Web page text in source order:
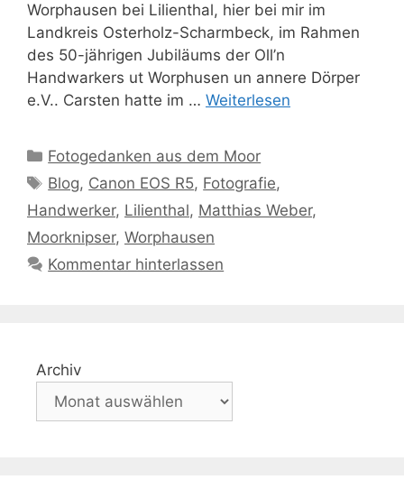
Worphausen bei Lilienthal, hier bei mir im
Landkreis Osterholz-Scharmbeck, im Rahmen
des 50-jährigen Jubiläums der Oll’n
Handwarkers ut Worphusen un annere Dörper
e.V.. Carsten hatte im … Weiterlesen
Kategorien
Fotogedanken aus dem Moor
Schlagwörter
Blog, Canon EOS R5, Fotografie,
Handwerker, Lilienthal, Matthias Weber,
Moorknipser, Worphausen
Kommentar hinterlassen
Archiv